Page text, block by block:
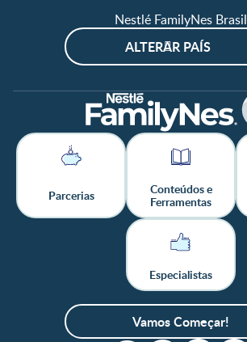
Nestlé FamilyNes Brasil
ALTERAR PAÍS
Parcerias
Conteúdos e
Ferramentas
Especialistas
Vamos Começar!